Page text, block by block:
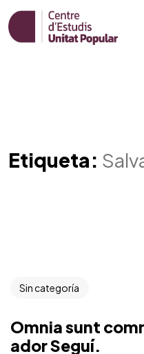
Etiqueta:
Sin categoría
Omnia sunt
ador Seguí.